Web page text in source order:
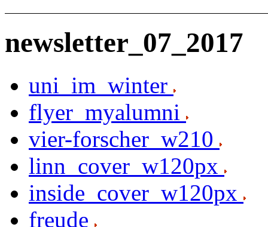
newsletter_07_2017
uni_im_winter
flyer_myalumni
vier-forscher_w210
linn_cover_w120px
inside_cover_w120px
freude